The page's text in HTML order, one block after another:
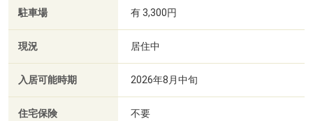
駐車場 有 3,300円
現況 居住中
入居可能時期 2026年8月中旬
住宅保険 不要